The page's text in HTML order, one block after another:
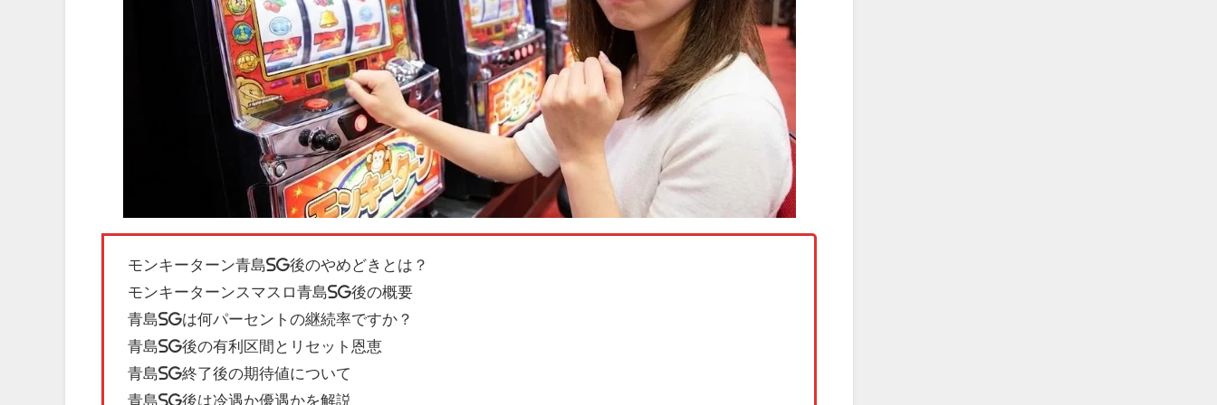
モンキーターン青島SG後のやめどきとは？
モンキーターンスマスロ青島SG後の概要
青島SGは何パーセントの継続率ですか？
青島SG後の有利区間とリセット恩恵
青島SG終了後の期待値について
青島SG後は冷遇か優遇かを解説